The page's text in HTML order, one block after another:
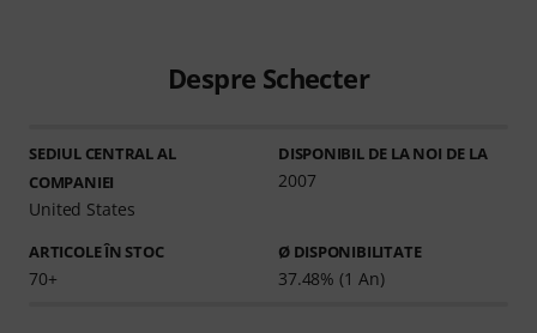
Despre Schecter
SEDIUL CENTRAL AL
COMPANIEI
United States
DISPONIBIL DE LA NOI DE LA
2007
ARTICOLE ÎN STOC
70+
Ø DISPONIBILITATE
37.48% (1 An)